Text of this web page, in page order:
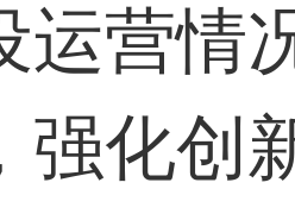
运营情
强化创